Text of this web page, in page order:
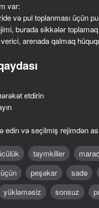
Arena
52
var:
və pul toplanması üçün
burada sikkələr
arenada qalmaq
etdirin
edin və seçilmiş rejimdən
taymkiller
peşəkar sadə
yükləməsiz sonsuz